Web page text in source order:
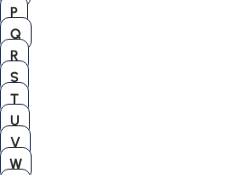
P
Q
R
S
T
U
V
W